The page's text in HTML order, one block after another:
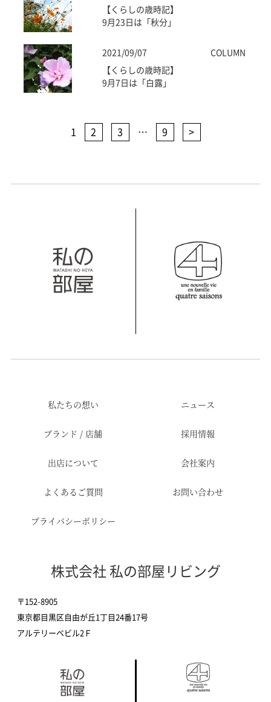
【くらしの歳時記】
9月23日は「秋分」
2021/09/07 COLUMN
【くらしの歳時記】
9月7日は「白露」
1 2 3 … 9 >
私たちの想い ニュース
ブランド / 店舗 採用情報
出店について 会社案内
よくあるご質問 お問い合わせ
プライバシーポリシー
株式会社 私の部屋リビング
〒152-8905
東京都目黒区自由が丘1丁目24番17号
アルテリーベビル2Ｆ